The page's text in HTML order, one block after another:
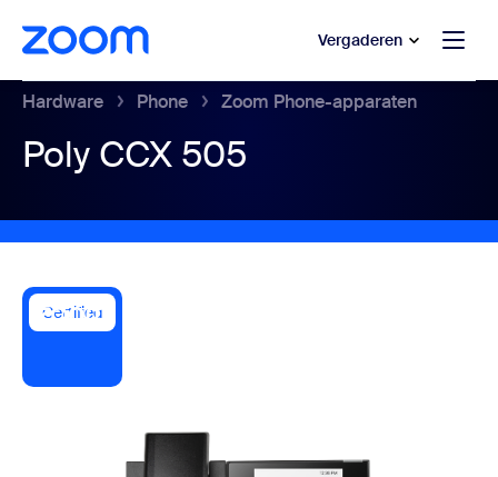
hoofdinhoud gaan
naar hulp via chat Vergaderen
Hardware Phone Zoom Phone-apparaten
Poly CCX 505
Certified